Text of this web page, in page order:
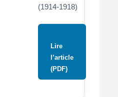
(1914-1918)
Lire
l’article
(PDF)